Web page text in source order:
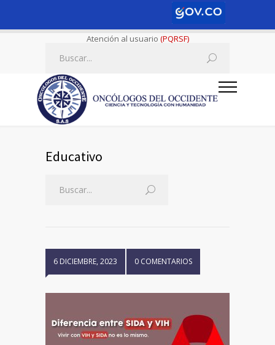
Atención al usuario (PQRSF)
Educativo
6 DICIEMBRE, 2023 0 COMENTARIOS